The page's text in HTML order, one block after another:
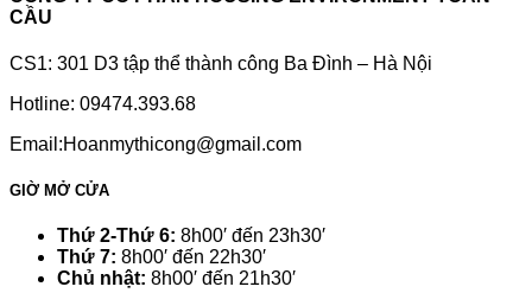
CẦU
CS1: 301 D3 tập thể thành công Ba Đình – Hà Nội
Hotline: 09474.393.68
Email:Hoanmythicong@gmail.com
GIỜ MỞ CỬA
Thứ 2-Thứ 6: 8h00′ đến 23h30′
Thứ 7: 8h00′ đến 22h30′
Chủ nhật: 8h00′ đến 21h30′